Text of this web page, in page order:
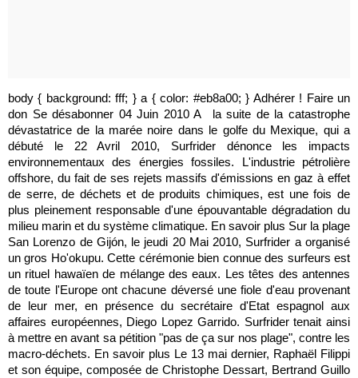
body { background: fff; } a { color: #eb8a00; } Adhérer ! Faire un
don Se désabonner 04 Juin 2010 A la suite de la catastrophe
dévastatrice de la marée noire dans le golfe du Mexique, qui a
débuté le 22 Avril 2010, Surfrider dénonce les impacts
environnementaux des énergies fossiles. L'industrie pétrolière
offshore, du fait de ses rejets massifs d'émissions en gaz à effet
de serre, de déchets et de produits chimiques, est une fois de
plus pleinement responsable d'une épouvantable dégradation du
milieu marin et du système climatique. En savoir plus Sur la plage
San Lorenzo de Gijón, le jeudi 20 Mai 2010, Surfrider a organisé
un gros Ho'okupu. Cette cérémonie bien connue des surfeurs est
un rituel hawaïen de mélange des eaux. Les têtes des antennes
de toute l'Europe ont chacune déversé une fiole d'eau provenant
de leur mer, en présence du secrétaire d'Etat espagnol aux
affaires européennes, Diego Lopez Garrido. Surfrider tenait ainsi
à mettre en avant sa pétition "pas de ça sur nos plage", contre les
macro-déchets. En savoir plus Le 13 mai dernier, Raphaël Filippi
et son équipe, composée de Christophe Dessart, Bertrand Guillo